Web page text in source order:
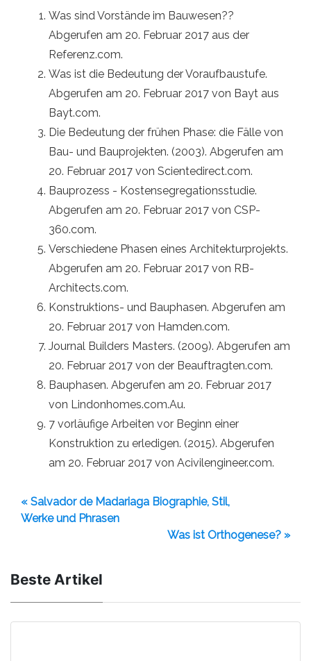
Was sind Vorstände im Bauwesen??
Abgerufen am 20. Februar 2017 aus der
Referenz.com.
Was ist die Bedeutung der Voraufbaustufe.
Abgerufen am 20. Februar 2017 von Bayt aus
Bayt.com.
Die Bedeutung der frühen Phase: die Fälle von
Bau- und Bauprojekten. (2003). Abgerufen am
20. Februar 2017 von Scientedirect.com.
Bauprozess - Kostensegregationsstudie.
Abgerufen am 20. Februar 2017 von CSP-
360.com.
Verschiedene Phasen eines Architekturprojekts.
Abgerufen am 20. Februar 2017 von RB-
Architects.com.
Konstruktions- und Bauphasen. Abgerufen am
20. Februar 2017 von Hamden.com.
Journal Builders Masters. (2009). Abgerufen am
20. Februar 2017 von der Beauftragten.com.
Bauphasen. Abgerufen am 20. Februar 2017
von Lindonhomes.com.Au.
7 vorläufige Arbeiten vor Beginn einer
Konstruktion zu erledigen. (2015). Abgerufen
am 20. Februar 2017 von Acivilengineer.com.
« Salvador de Madariaga Biographie, Stil,
Werke und Phrasen
Was ist Orthogenese? »
Beste Artikel